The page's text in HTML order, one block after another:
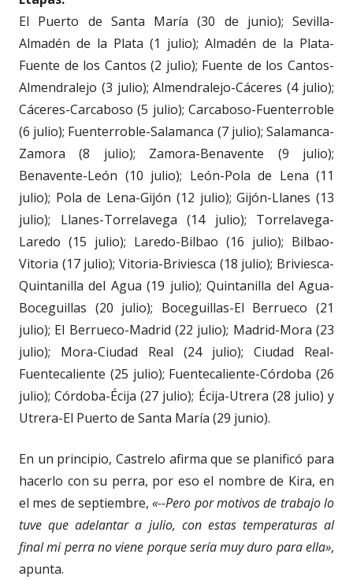
El Puerto de Santa María (30 de junio); Sevilla-
Almadén de la Plata (1 julio); Almadén de la Plata-
Fuente de los Cantos (2 julio); Fuente de los Cantos-
Almendralejo (3 julio); Almendralejo-Cáceres (4 julio);
Cáceres-Carcaboso (5 julio); Carcaboso-Fuenterroble
(6 julio); Fuenterroble-Salamanca (7 julio); Salamanca-
Zamora (8 julio); Zamora-Benavente (9 julio);
Benavente-León (10 julio); León-Pola de Lena (11
julio); Pola de Lena-Gijón (12 julio); Gijón-Llanes (13
julio); Llanes-Torrelavega (14 julio); Torrelavega-
Laredo (15 julio); Laredo-Bilbao (16 julio); Bilbao-
Vitoria (17 julio); Vitoria-Briviesca (18 julio); Briviesca-
Quintanilla del Agua (19 julio); Quintanilla del Agua-
Boceguillas (20 julio); Boceguillas-El Berrueco (21
julio); El Berrueco-Madrid (22 julio); Madrid-Mora (23
julio); Mora-Ciudad Real (24 julio); Ciudad Real-
Fuentecaliente (25 julio); Fuentecaliente-Córdoba (26
julio); Córdoba-Écija (27 julio); Écija-Utrera (28 julio) y
Utrera-El Puerto de Santa María (29 junio).
En un principio, Castrelo afirma que se planificó para
hacerlo con su perra, por eso el nombre de Kira, en
el mes de septiembre,«--Pero por motivos de trabajo lo
tuve que adelantar a julio, con estas temperaturas al
final mi perra no viene porque sería muy duro para ella»,
apunta.